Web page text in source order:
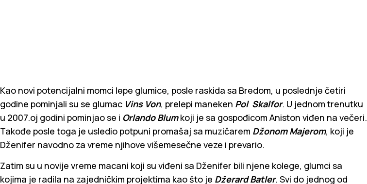
Kao novi potencijalni momci lepe glumice, posle raskida sa Bredom, u poslednje četiri
godine pominjali su se glumac Vins Von, prelepi maneken Pol Skalfor. U jednom trenutku
u 2007.oj godini pominjao se i Orlando Blumkoji je sa gospođicom Aniston viđen na večeri.
Takođe posle toga je usledio potpuni promašaj sa muzičarem Džonom Majerom, koji je
Dženifer navodno za vreme njihove višemesečne veze i prevario.
Zatim su u novije vreme macani koji su viđeni sa Dženifer bili njene kolege, glumci sa
kojima je radila na zajedničkim projektima kao što je Džerard Batler. Svi do jednog od